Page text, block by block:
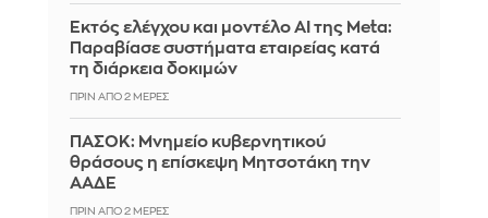
Εκτός ελέγχου και μοντέλο AI της Meta:
Παραβίασε συστήματα εταιρείας κατά
τη διάρκεια δοκιμών
ΠΡΙΝ ΑΠΌ 2 ΜΈΡΕΣ
ΠΑΣΟΚ: Μνημείο κυβερνητικού
θράσους η επίσκεψη Μητσοτάκη την
ΑΑΔΕ
ΠΡΙΝ ΑΠΌ 2 ΜΈΡΕΣ